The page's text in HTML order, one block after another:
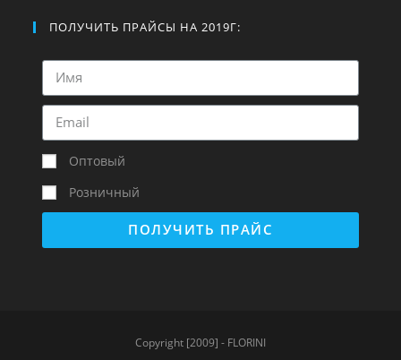
ПОЛУЧИТЬ ПРАЙСЫ НА 2019Г:
Оптовый
Розничный
ПОЛУЧИТЬ ПРАЙС
Copyright [2009] - FLORINI